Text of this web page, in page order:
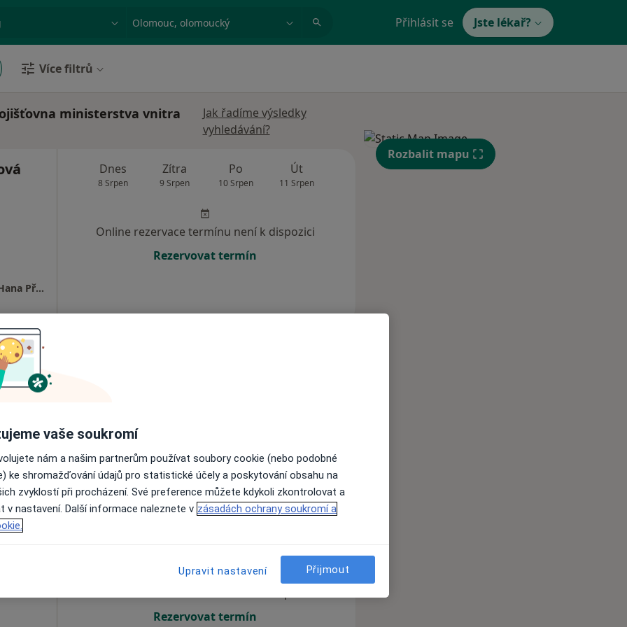
Město nebo region Přihlásit se Jste lékař?
Více filtrů
ministerstva vnitra
Jak řadíme výsledky
vyhledávání?
Neurologická ambulance Olomouc - MUDr. Hana Přikrylová Vranová, Ph.D.
Dnes
8 Srpen
Zítra
9 Srpen
Po
10 Srpen
Út
11 Srpen
Čt Pá
Online rezervace termínu není k dispozici
Rezervovat termín
Rezervovat termín
Rozbalit mapu
vaše soukromí
nám a našim partnerům používat soubory cookie (nebo podobné
ke shromažďování údajů pro statistické účely a poskytování obsahu na
zvyklostí při procházení. Své preference můžete kdykoli zkontrolovat a
v nastavení. Další informace naleznete v zásadách ochrany soukromí a
Upravit nastavení Přijmout